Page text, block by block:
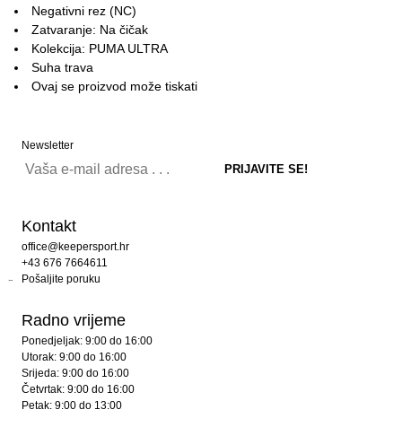
Negativni rez (NC)
Zatvaranje: Na čičak
Kolekcija: PUMA ULTRA
Suha trava
Ovaj se proizvod može tiskati
Newsletter
Kontakt
office@keepersport.hr
+43 676 7664611
Pošaljite poruku
Radno vrijeme
Ponedjeljak: 9:00 do 16:00
Utorak: 9:00 do 16:00
Srijeda: 9:00 do 16:00
Četvrtak: 9:00 do 16:00
Petak: 9:00 do 13:00